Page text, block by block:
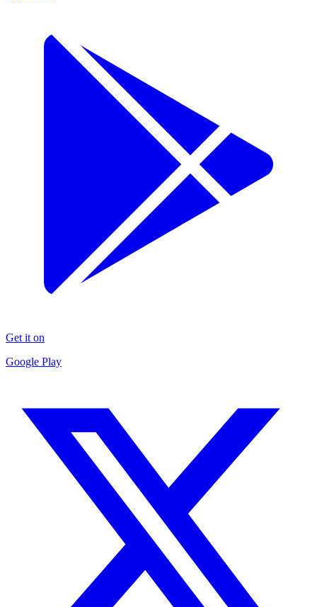
Get it on
Google Play